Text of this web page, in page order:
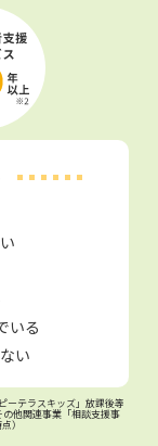
いる
い
ーテラスキッズ」放課後等
他関連事業「相談支援事
）